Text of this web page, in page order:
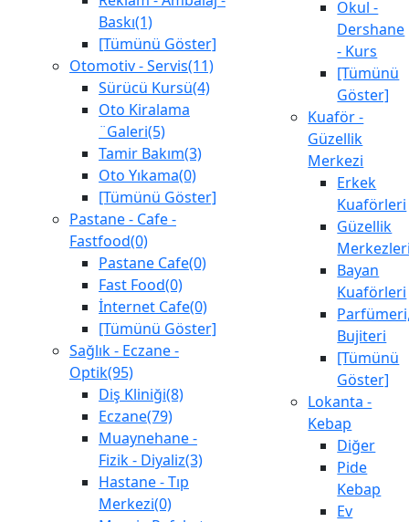
Baskı(1)
[Tümünü Göster]
Otomotiv - Servis(11)
Sürücü Kursü(4)
Oto Kiralama
¨Galeri(5)
Tamir Bakım(3)
Oto Yıkama(0)
[Tümünü Göster]
Pastane - Cafe -
Fastfood(0)
Pastane Cafe(0)
Fast Food(0)
İnternet Cafe(0)
[Tümünü Göster]
Sağlık - Eczane -
Optik(95)
Diş Kliniği(8)
Eczane(79)
Muaynehane -
Fizik - Diyaliz(3)
Hastane - Tıp
Merkezi(0)
Okul -
Dershane
- Kurs
[Tümünü
Göster]
Kuaför -
Güzellik
Merkezi
Erkek
Kuaförleri
Güzellik
Bayan
Kuaförleri
Bujiteri
[Tümünü
Göster]
Lokanta -
Kebap
Diğer
Pide
Kebap
Ev